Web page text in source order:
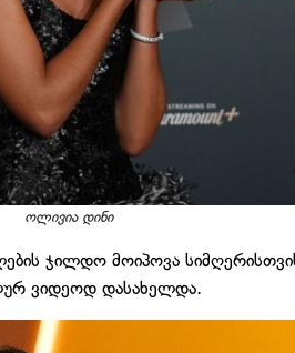
ოლივია დინი
ჯილდო მოიპოვა
ვიდეოდ დასახელდა.